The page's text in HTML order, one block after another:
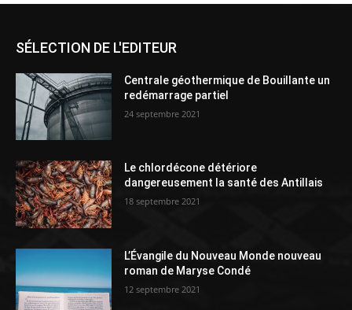
SÉLECTION DE L'EDITEUR
Centrale géothermique de Bouillante un
redémarrage partiel
24 septembre 2021
Le chlordécone détériore
dangereusement la santé des Antillais
18 septembre 2021
L’Évangile du Nouveau Monde nouveau
roman de Maryse Condé
12 septembre 2021